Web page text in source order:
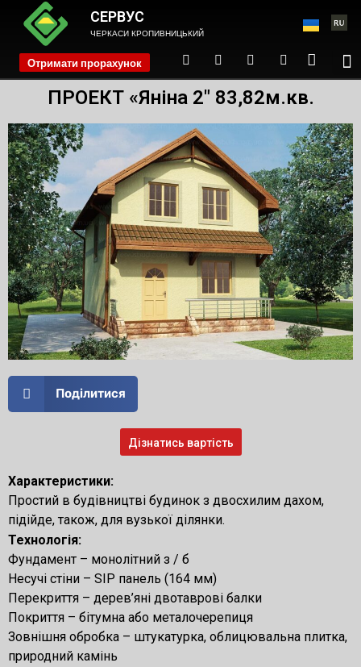
СЕРВУС
ЧЕРКАСИ КРОПИВНИЦЬКИЙ
Отримати прорахунок phone
ПРОЕКТ «Яніна 2″ 83,82м.кв.
Поділитися
Дізнатись вартість
Характеристики:
Простий в будівництві будинок з двосхилим дахом,
підійде, також, для вузької ділянки.
Технологія:
Фундамент – монолітний з / б
Несучі стіни – SIP панель (164 мм)
Перекриття – дерев’яні двотаврові балки
Покриття – бітумна або металочерепиця
Зовнішня обробка – штукатурка, облицювальна плитка,
природний камінь